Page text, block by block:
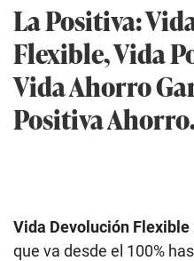
La Positiva:
Flexible, Vida
Vida Ahorro
Positiva Ahorro.
Vida Devolución Flexible
que va desde el 100%